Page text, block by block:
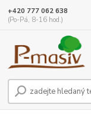
+420 777 062 638
(Po-Pá, 8-16 hod.)